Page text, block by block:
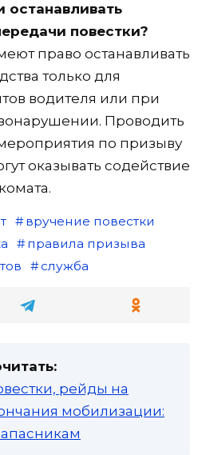
останавливать
повестки?
право останавливать
только для
водителя или при
Проводить
по призыву
оказывать содействие
вручение повестки
правила призыва
служба
рейды на
мобилизации: